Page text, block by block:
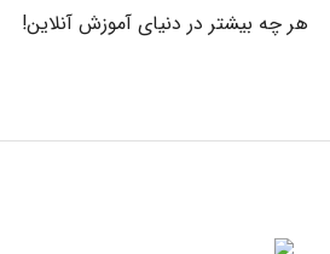
هر چه بیشتر در دنیای آموزش آنلاین!